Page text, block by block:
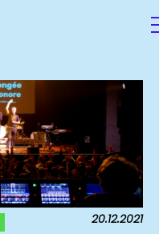
20.12.2021